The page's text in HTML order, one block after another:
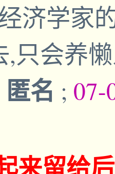
济学家
,只会养
匿名 ; 07-